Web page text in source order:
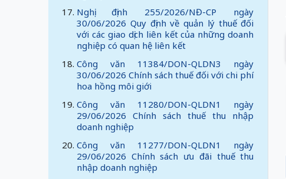
Nghị định 255/2026/NĐ-CP ngày
30/06/2026 Quy định về quản lý thuế đối
với các giao dịch liên kết của những doanh
nghiệp có quan hệ liên kết
Công văn 11384/DON-QLDN3 ngày
30/06/2026 Chính sách thuế đối với chi phí
hoa hồng môi giới
Công văn 11280/DON-QLDN1 ngày
29/06/2026 Chính sách thuế thu nhập
doanh nghiệp
Công văn 11277/DON-QLDN1 ngày
29/06/2026 Chính sách ưu đãi thuế thu
nhập doanh nghiệp